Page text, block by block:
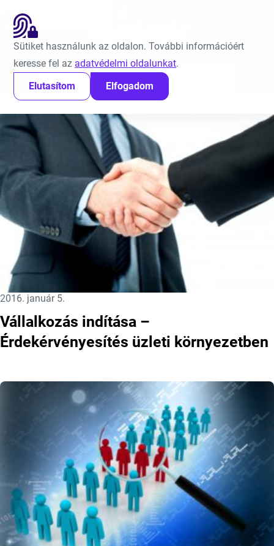
Sütiket használunk az oldalon. További információért
keresse fel az adatvédelmi oldalunkat.
Elutasítom
Elfogadom
Ugrás a tartalomra
Keresés:
Kezdőlap Tudástár 3. oldal
Közzétéve:
2016. január 5.
Vállalkozás indítása –
Érdekérvényesítés üzleti környezetben